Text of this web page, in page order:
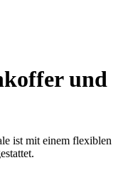
und
ist mit einem flexiblen